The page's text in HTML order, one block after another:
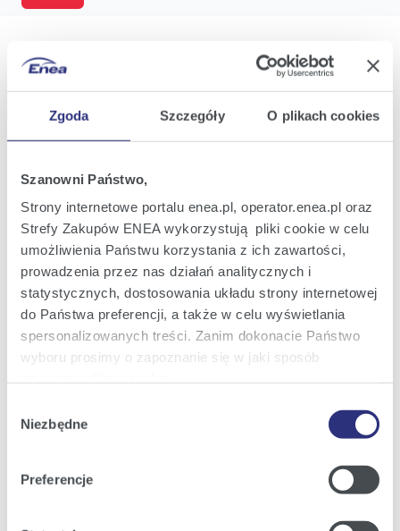
Zgoda Szczegóły O plikach cookies
Szanowni Państwo,
Strony internetowe portalu enea.pl, operator.enea.pl oraz
Strefy Zakupów ENEA wykorzystują pliki cookie w celu
umożliwienia Państwu korzystania z ich zawartości,
prowadzenia przez nas działań analitycznych i
statystycznych, dostosowania układu strony internetowej
do Państwa preferencji, a także w celu wyświetlania
spersonalizowanych treści. Zanim dokonacie Państwo
wyboru prosimy o zapoznanie się w jaki sposób
Szczegółowe informacje na ten temat znajdziecie
Polityce
zgody
Niezbędne
Preferencje
Oferta
Oferta dla domu
Oferta dla Małych firm
Oferta dla Biznesu
Zielona energia Dla domu
Zielona energia dla Małych firm
Instytucje publiczne
Podmioty współpracujące
Moja Enea